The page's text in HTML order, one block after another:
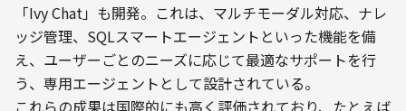
「Ivy Chat」も開発。これは、マルチモーダル対応、ナレ
ッジ管理、SQLスマートエージェントといった機能を備
え、ユーザーごとのニーズに応じて最適なサポートを行
う、専用エージェントとして設計されている。
これらの成果は国際的にも高く評価されており、たとえば